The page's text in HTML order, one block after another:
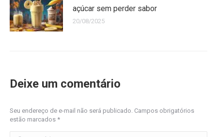
açúcar sem perder sabor
20/08/2025
Deixe um comentário
Seu endereço de e-mail não será publicado. Campos obrigatórios
estão marcados *